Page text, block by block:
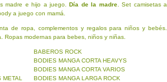
madre e hijo a juego.Día de la madre. Set camisetas a
a juego con mamá.
de ropa, complementos y regalos para niños y bebés.
Ropas modernas para bebes, niños y niñas.
BABEROS ROCK
BODIES MANGA CORTA HEAVYS
BODIES MANGA CORTA VARIOS
BODIES MANGA LARGA ROCK